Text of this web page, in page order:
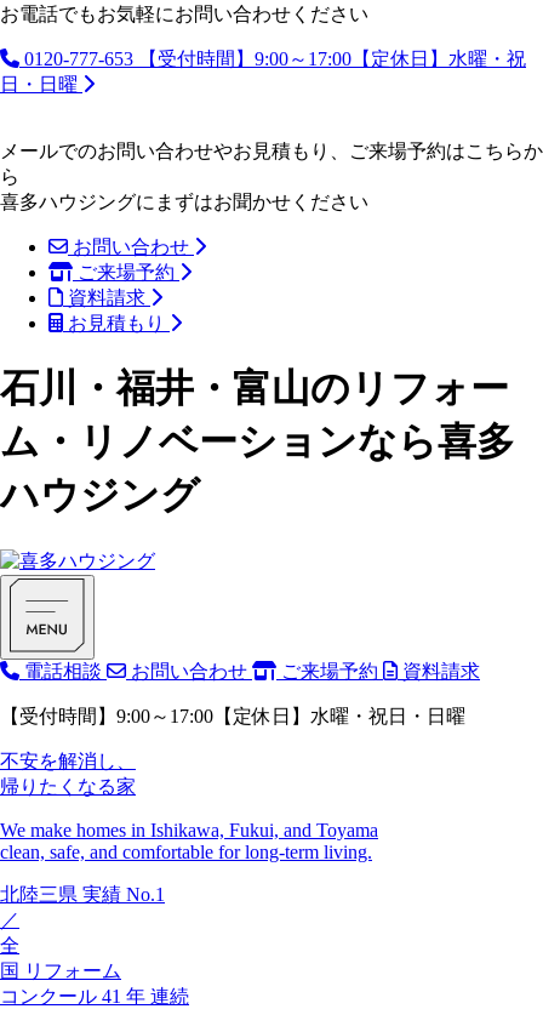
お電話でもお気軽にお問い合わせください
0120-777-653
【受付時間】9:00～17:00【定休日】水曜・祝
日・日曜
メールでのお問い合わせやお見積もり、ご来場予約はこちらか
ら
喜多ハウジングにまずはお聞かせください
お問い合わせ
ご来場予約
資料請求
お見積もり
石川・福井・富山のリフォー
ム・リノベーションなら喜多
ハウジング
電話相談 お問い合わせ ご来場予約 資料請求
【受付時間】9:00～17:00【定休日】水曜・祝日・日曜
不安を解消し、
帰りたくなる家
We make homes in Ishikawa, Fukui, and Toyama
clean, safe, and comfortable for long-term living.
北陸三県 実績 No.1
／
全
国 リフォーム
コンクール 41 年 連続